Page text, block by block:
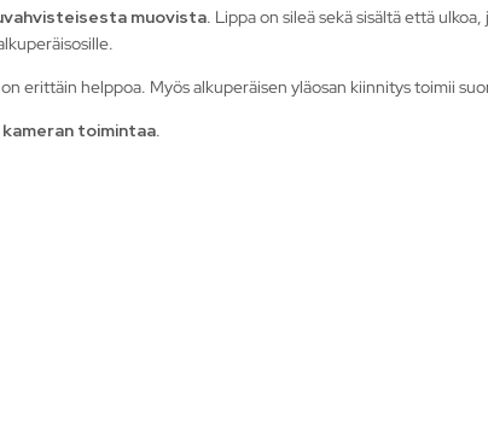
muovista. Lippa on sileä sekä sisältä että
on erittäin helppoa. Myös alkuperäisen yläosan kiinnitys toimii
toimintaa.